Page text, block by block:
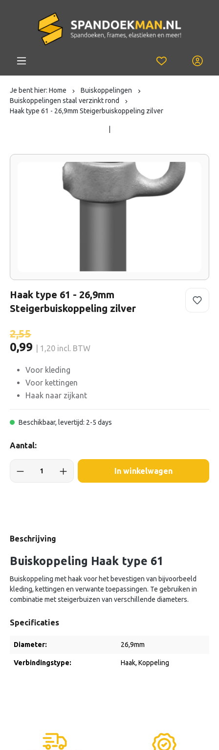
Je bent hier: Home
Buiskoppelingen
Buiskoppelingen staal verzinkt rond
Haak type 61 - 26,9mm Steigerbuiskoppeling zilver
Haak type 61 - 26,9mm
Steigerbuiskoppeling zilver
0,99 | 1,20 incl. BTW
2,55
Voor kleding
Voor kettingen
Haak naar zijkant
Beschikbaar, levertijd: 2-5 days
Aantal:
In winkelwagen
Beschrijving
Buiskoppeling Haak type 61
Buiskoppeling met haak voor het bevestigen van bijvoorbeeld
kleding, kettingen en verwante toepassingen. Te gebruiken in
combinatie met steigerbuizen van verschillende diameters.
Specificaties
Diameter: 26,9mm
Verbindingstype: Haak, Koppeling